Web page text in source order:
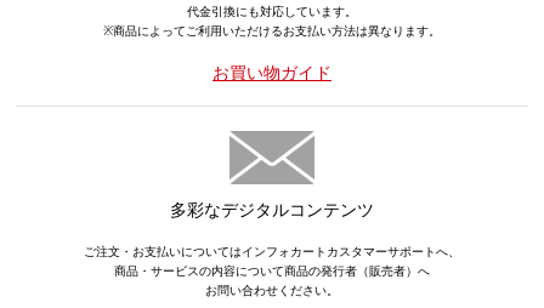
代金引換にも対応しています。
※商品によってご利用いただけるお支払い方法は異なります。
お買い物ガイド
多彩なデジタルコンテンツ
ご注文・お支払いについてはインフォカートカスタマーサポートへ、
商品・サービスの内容について商品の発行者（販売者）へ
お問い合わせください。